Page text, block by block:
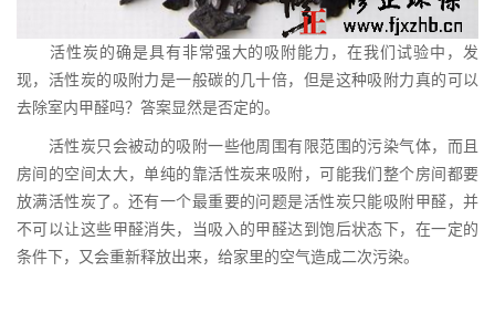
活性炭的确是具有非常强大的吸附能力，在我们试验中，发
现，活性炭的吸附力是一般碳的几十倍，但是这种吸附力真的可以
去除室内甲醛吗？答案显然是否定的。
活性炭只会被动的吸附一些他周围有限范围的污染气体，而且
房间的空间太大，单纯的靠活性炭来吸附，可能我们整个房间都要
放满活性炭了。还有一个最重要的问题是活性炭只能吸附甲醛，并
不可以让这些甲醛消失，当吸入的甲醛达到饱后状态下，在一定的
条件下，又会重新释放出来，给家里的空气造成二次污染。